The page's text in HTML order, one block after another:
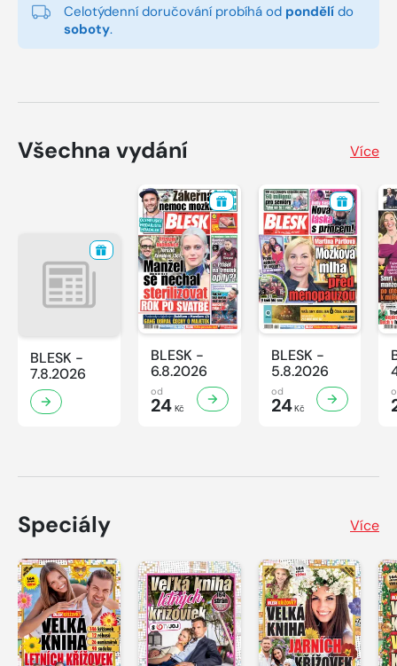
Celotýdenní doručování probíhá od pondělí do
soboty.
Všechna vydání Více
BLESK -
7.8.2026
BLESK -
6.8.2026
od
24Kč
BLESK -
5.8.2026
od
24Kč
Speciály Více